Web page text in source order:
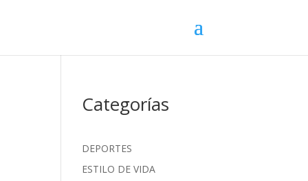
Categorías
DEPORTES
ESTILO DE VIDA